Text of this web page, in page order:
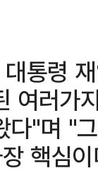
통령
여러가
다"며 "
핵심